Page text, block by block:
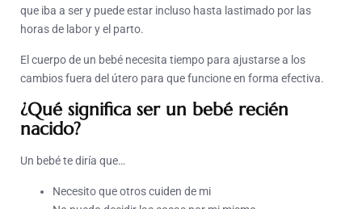
que iba a ser y puede estar incluso hasta lastimado por las
horas de labor y el parto.
El cuerpo de un bebé necesita tiempo para ajustarse a los
cambios fuera del útero para que funcione en forma efectiva.
¿Qué significa ser un bebé recién
nacido?
Un bebé te diría que…
Necesito que otros cuiden de mi